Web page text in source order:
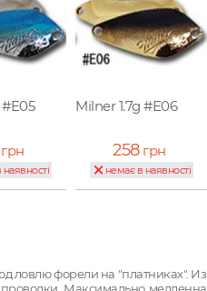
#E05 Milner 1.7g #E06
258грн
немає в наявності
ловлю форели на "платниках".